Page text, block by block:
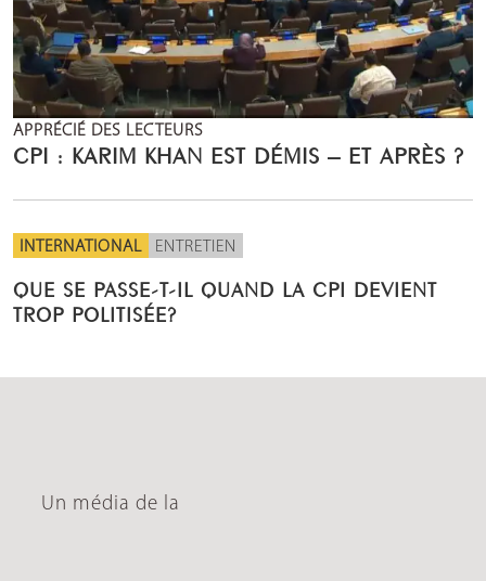
APPRÉCIÉ DES LECTEURS
CPI : KARIM KHAN EST DÉMIS – ET APRÈS ?
INTERNATIONAL ENTRETIEN
QUE SE PASSE-T-IL QUAND LA CPI DEVIENT
TROP POLITISÉE?
Un média de la